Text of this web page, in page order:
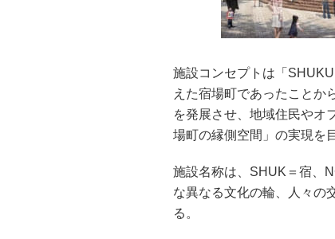
施設コンセプトは「
えた宿場町であったことか
を発展させ、地域住民やオ
場町の縁側空間」の実現を
施設名称は、SHUK＝宿、
な異なる文化の輪、人々の
る。